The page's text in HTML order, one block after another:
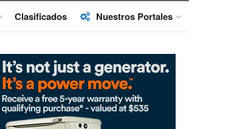
Clasificados Nuestros Portales